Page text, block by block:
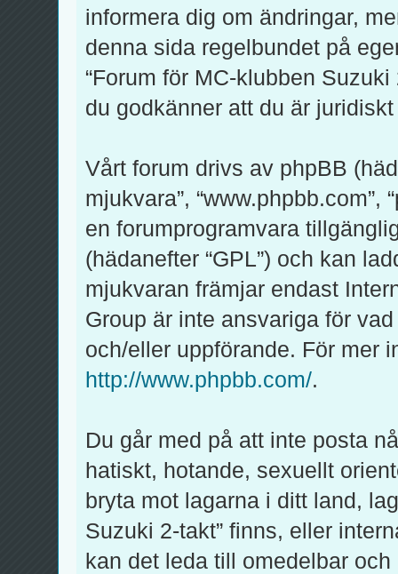
informera dig om ändringar,
denna sida regelbundet på
“Forum för MC-klubben
du godkänner att du är
Vårt forum drivs av phpBB
mjukvara”, “www.phpbb.com”,
en forumprogramvara
(hädanefter “GPL”) och kan
mjukvaran främjar endast
Group är inte ansvariga för
och/eller uppförande. För mer
http://www.phpbb.com/.
Du går med på att inte posta
hatiskt, hotande, sexuellt
bryta mot lagarna i ditt land,
Suzuki 2-takt” finns, eller
kan det leda till omedelbar